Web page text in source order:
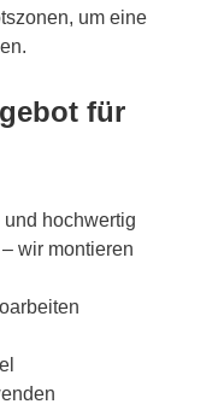
um eine
für
hochwertig
wir montieren